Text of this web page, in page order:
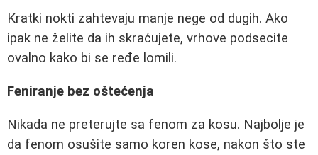
Kratki nokti zahtevaju manje nege od dugih. Ako
ipak ne želite da ih skraćujete, vrhove podsecite
ovalno kako bi se ređe lomili.
Feniranje bez oštećenja
Nikada ne preterujte sa fenom za kosu. Najbolje je
da fenom osušite samo koren kose, nakon što ste